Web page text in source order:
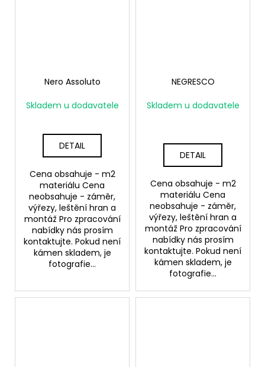
Nero Assoluto
Skladem u dodavatele
DETAIL
Cena obsahuje - m2
materiálu Cena
neobsahuje - záměr,
výřezy, leštění hran a
montáž Pro zpracování
nabídky nás prosím
kontaktujte. Pokud není
kámen skladem, je
fotografie...
NEGRESCO
Skladem u dodavatele
DETAIL
Cena obsahuje - m2
materiálu Cena
neobsahuje - záměr,
výřezy, leštění hran a
montáž Pro zpracování
nabídky nás prosím
kontaktujte. Pokud není
kámen skladem, je
fotografie...